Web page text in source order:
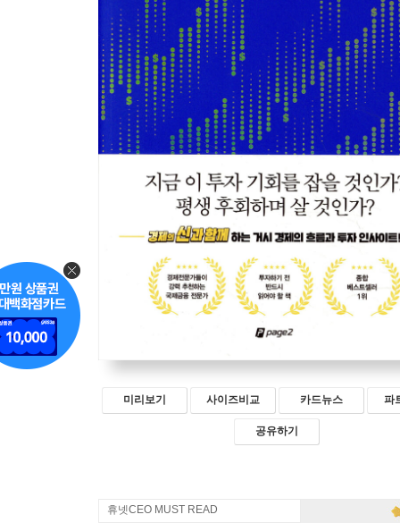
미리보기 사이즈비교 카드뉴스 파
공유하기
휴넷CEO MUST READ